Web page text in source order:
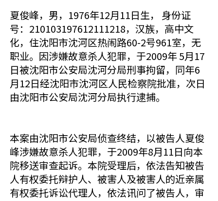
夏俊峰，男，1976年12月11日生， 身份证
号：210103197612111218，汉族，高中文
化，住沈阳市沈河区热闹路60-2号961室，无
职业。因涉嫌故意杀人犯罪，于2009年 5月17
日被沈阳市公安局沈河分局刑事拘留，同年6
月12日经沈阳市沈河区人民检察院批准，次日
由沈阳市公安局沈河分局执行逮捕。
本案由沈阳市公安局侦查终结，以被告人夏俊
峰涉嫌故意杀人犯罪，于2009年8月11日向本
院移送审查起诉。本院受理后，依法告知被告
人有权委托辩护人、被害人及被害人的近亲属
有权委托诉讼代理人，依法讯问了被告人，审